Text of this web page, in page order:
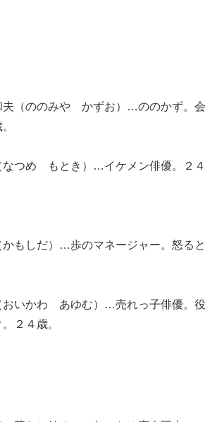
（ののみや かずお）…ののかず。会
つめ もとき）…イケメン俳優。２４
もしだ）…歩のマネージャー。怒ると
いかわ あゆむ）…売れっ子俳優。役
２４歳。